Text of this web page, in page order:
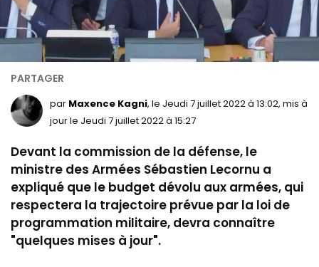
par Maxence Kagni, le Jeudi 7 juillet 2022 à 13:02, mis à
jour le Jeudi 7 juillet 2022 à 15:27
Devant la commission de la défense, le
ministre des Armées Sébastien Lecornu a
expliqué que le budget dévolu aux armées, qui
respectera la trajectoire prévue par la loi de
programmation militaire, devra connaître
"quelques mises à jour".